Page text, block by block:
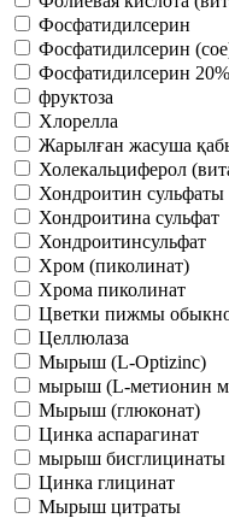
Фосфатидилсерин
Фосфатидилсерин
Фосфатидилсерин 20%
фруктоза
Хлорелла
Жарылған жасуша
Холекальциферол
Хондроитин сульфаты
Хондроитина сульфат
Хондроитинсульфат
Хром (пиколинат)
Хрома пиколинат
Цветки пижмы
Целлюлаза
Мырыш (L-Optizinc)
мырыш (L-метионин
Мырыш (глюконат)
Цинка аспарагинат
мырыш бисглицинаты
Цинка глицинат
Мырыш цитраты